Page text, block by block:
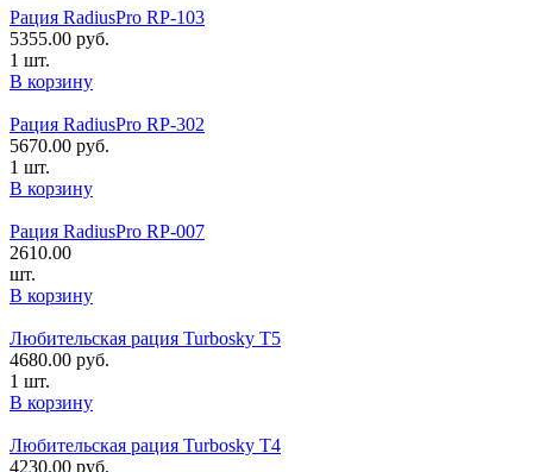
Рация RadiusPro RP-103
5355.00 руб.
1 шт.
В корзину
Рация RadiusPro RP-302
5670.00 руб.
1 шт.
В корзину
Рация RadiusPro RP-007
2610.00
шт.
В корзину
Любительская рация Turbosky T5
4680.00 руб.
1 шт.
В корзину
Любительская рация Turbosky T4
4230.00 руб.